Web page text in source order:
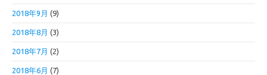
2018年9月 (9)
2018年8月 (3)
2018年7月 (2)
2018年6月 (7)